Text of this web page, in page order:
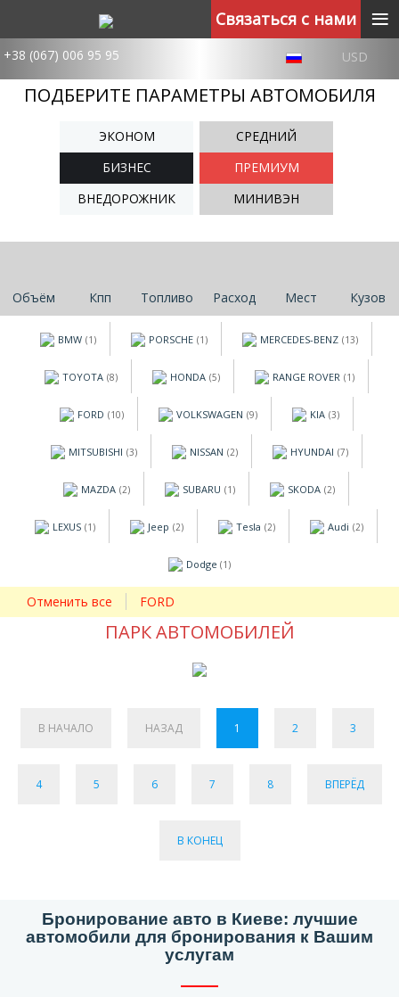
+38 (067) 006 95 95 USD
ПОДБЕРИТЕ ПАРАМЕТРЫ АВТОМОБИЛЯ
ЭКОНОМ
СРЕДНИЙ
БИЗНЕС
ПРЕМИУМ
ВНЕДОРОЖНИК
МИНИВЭН
Объём Кпп Топливо Расход Мест Кузов
BMW (1) PORSCHE (1) MERCEDES-BENZ (13)
TOYOTA (8) HONDA (5) RANGE ROVER (1)
FORD (10) VOLKSWAGEN (9) KIA (3)
MITSUBISHI (3) NISSAN (2) HYUNDAI (7)
MAZDA (2) SUBARU (1) SKODA (2)
LEXUS (1) Jeep (2) Tesla (2) Audi (2)
Dodge (1)
Отменить все FORD
ПАРК АВТОМОБИЛЕЙ
В НАЧАЛО НАЗАД 1 2 3
4 5 6 7 8 ВПЕРЁД
В КОНЕЦ
Бронирование авто в Киеве: лучшие
автомобили для бронирования к Вашим
услугам
Связаться с нами ≡